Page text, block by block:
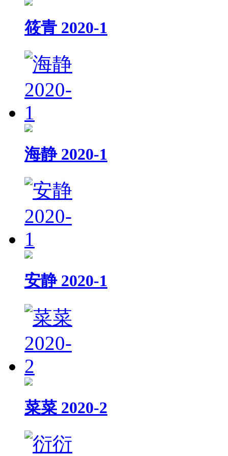
筱青 2020-1
海静 2020-1
安静 2020-1
菜菜 2020-2